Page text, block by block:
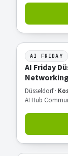
AI FRIDAY
AI Friday
Networking
Düsseldorf ·
AI Hub